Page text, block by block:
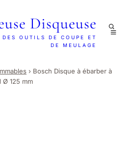
Disqueuse
OUTILS DE COUPE ET
DE MEULAGE
› Bosch Disque à ébarber à
Ø 125 mm